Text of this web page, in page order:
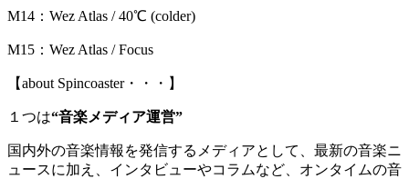
M14：Wez Atlas / 40℃ (colder)
M15：Wez Atlas / Focus
【about Spincoaster・・・】
１つは“音楽メディア運営”
国内外の音楽情報を発信するメディアとして、最新の音楽ニ
ュースに加え、インタビューやコラムなど、オンタイムの音